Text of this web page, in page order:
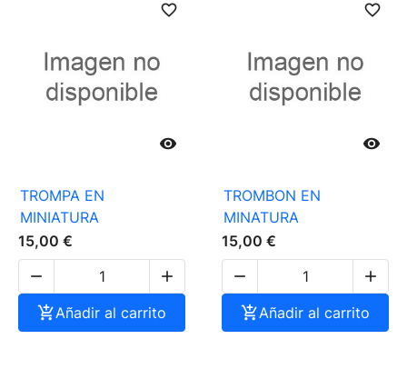

favorite_border
TROMPA EN
MINIATURA
15,00 €


Añadir al carrito

favorite_border
TROMBON EN
MINATURA
15,00 €


Añadir al carrito